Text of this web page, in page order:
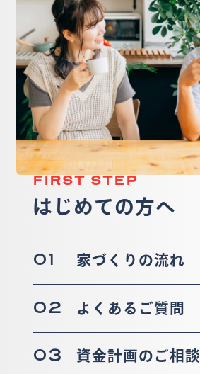
FIRST STEP
はじめての方へ
01 家づくりの流れ
02 よくあるご質問
03 資金計画のご相談